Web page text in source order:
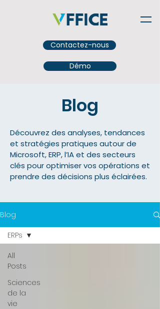
Contactez-nous
Démo
Blog
Découvrez des analyses, tendances
et stratégies pratiques autour de
Microsoft, ERP, l’IA et des secteurs
clés pour optimiser vos opérations et
prendre des décisions plus éclairées.
Blog
All
Posts
Sciences
de la
vie
ERPs